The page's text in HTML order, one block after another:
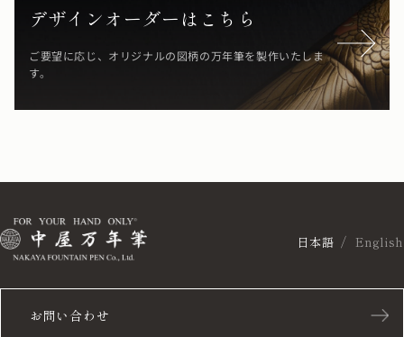
デザインオーダーはこちら
ご要望に応じ、オリジナルの図柄の万年筆を製作いたしま
す。
お問い合わせ
日本語 English